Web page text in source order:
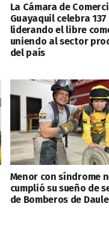
La Cámara de
Guayaquil celebra
liderando el libre
uniendo al sector
del país
Menor con síndrome
cumplió su sueño de
de Bomberos de Daule